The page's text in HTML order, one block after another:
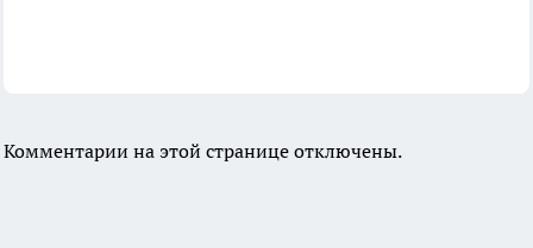
Комментарии на этой странице отключены.